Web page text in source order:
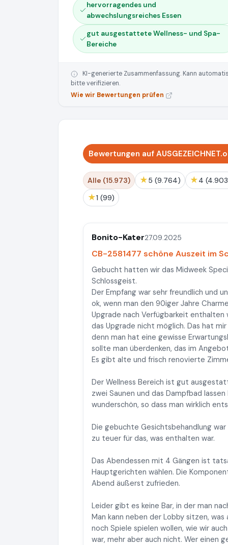
hervorragendes und
abwechslungsreiches Essen
gut ausgestattete Wellness- und Spa-
Bereiche
KI-generierte Zusammenfassung. Kann
bitte verifizieren.
Wie wir Bewertungen prüfen
Bewertungen auf
Alle (15.973) ★ 5 (9.764) ★ 4
★ 1 (99)
Bonito-Kater27.09.2025
CB-2581477 schöne Auszeit im
Gebucht hatten wir das Midweek
Schlossgeist.
Der Empfang war sehr freundlich und
ok, wenn man den 90iger Jahre
Upgrade nach Verfügbarkeit enthalten
das Upgrade nicht möglich. Das hat
denn man hat eine gewisse
sollte man überdenken, das im
Es gibt alte und frisch renovierte
Der Wellness Bereich ist gut
zwei Saunen und das Dampfbad
wunderschön, so dass man wirklich
Die gebuchte Gesichtsbehandlung
zu teuer für das, was enthalten war.
Das Abendessen mit 4 Gängen ist
Hauptgerichten wählen. Die
Abend äußerst zufrieden.
Leider gibt es keine Bar, in der man
Man kann neben der Lobby sitzen,
noch Spiele spielen wollen, wie wir
war, mehr aber auch nicht. Wer einen